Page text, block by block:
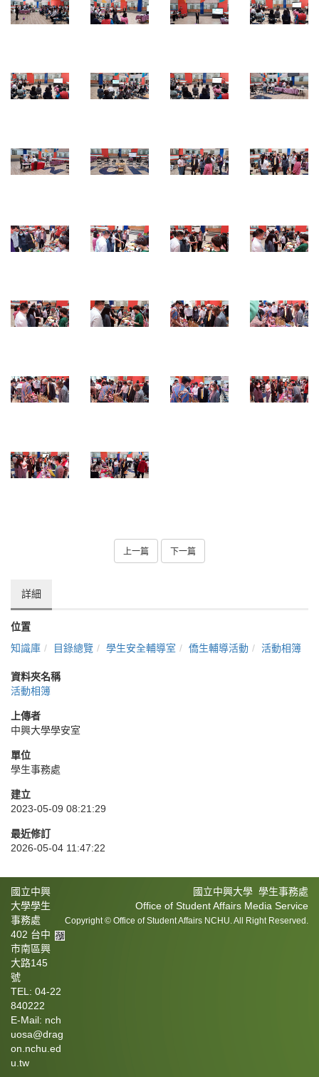
上一篇 下一篇
詳細
位置
知識庫
目錄總覽 學生安全輔導室 僑生輔導活動 活動相簿
資料夾名稱
活動相簿
上傳者
中興大學學安室
單位
學生事務處
建立
2023-05-09 08:21:29
最近修訂
2026-05-04 11:47:22
國立中興大學 學生事務處
Office of Student Affairs Media Service
Copyright © Office of Student Affairs NCHU. All Right Reserved.
國立中興
大學學生
事務處
402 台中
市南區興
大路145
號
TEL: 04-22
840222
E-Mail: nch
uosa@drag
on.nchu.ed
u.tw